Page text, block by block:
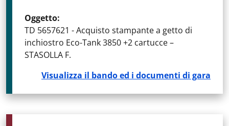
Oggetto:
TD 5657621 - Acquisto stampante a getto di
inchiostro Eco-Tank 3850 +2 cartucce –
STASOLLA F.
Visualizza il bando ed i documenti di gara